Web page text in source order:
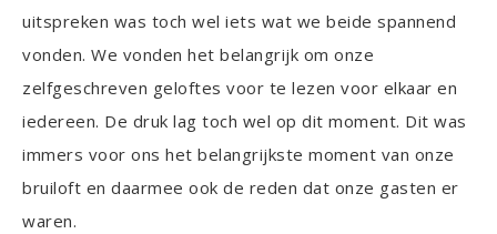
uitspreken was toch wel iets wat we beide spannend
vonden. We vonden het belangrijk om onze
zelfgeschreven geloftes voor te lezen voor elkaar en
iedereen. De druk lag toch wel op dit moment. Dit was
immers voor ons het belangrijkste moment van onze
bruiloft en daarmee ook de reden dat onze gasten er
waren.